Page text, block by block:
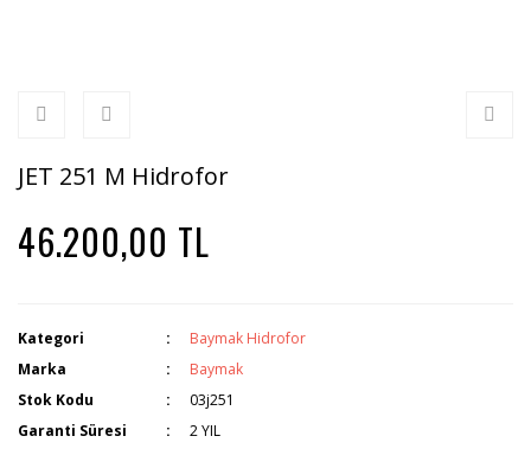
JET 251 M Hidrofor
46.200,00 TL
Kategori
Baymak Hidrofor
Marka
Baymak
Stok Kodu
03j251
Garanti Süresi
2 YIL